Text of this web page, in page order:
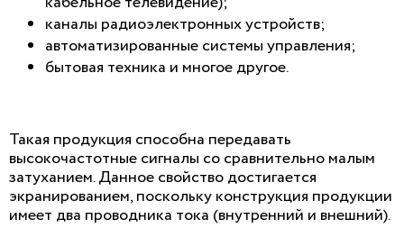
каналы радиоэлектронных устройств;
автоматизированные системы управления;
бытовая техника и многое другое.
Такая продукция способна передавать
высокочастотные сигналы со сравнительно малым
затуханием. Данное свойство достигается
экранированием, поскольку конструкция продукции
имеет два проводника тока (внутренний и внешний).